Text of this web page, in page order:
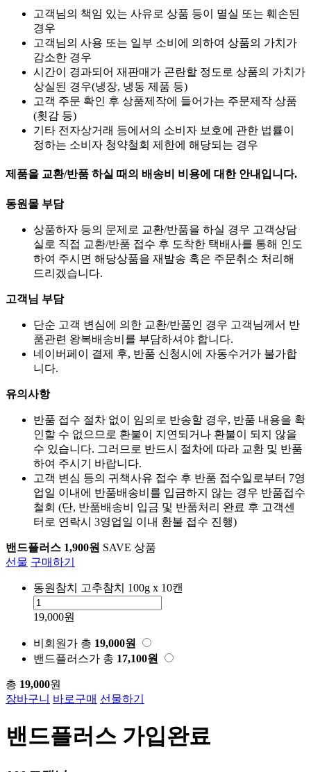
고객님의 책임 있는 사유로 상품 등이 멸실 또는 훼손된
경우
고객님의 사용 또는 일부 소비에 의하여 상품의 가치가
감소한 경우
시간이 경과되어 재판매가 곤란할 정도로 상품의 가치가
상실된 경우(냉장, 냉동 제품 등)
고객 주문 확인 후 상품제작에 들어가는 주문제작 상품
(횟감 등)
기타 전자상거래 등에서의 소비자 보호에 관한 법률이
정하는 소비자 청약철회 제한에 해당되는 경우
제품을 교환/반품 하실 때의 배송비 비용에 대한 안내입니다.
동원몰 부담
상품하자 등의 문제로 교환/반품을 하실 경우 고객상담
실로 직접 교환/반품 접수 후 도착한 택배사를 통해 인도
하여 주시면 해당상품을 재발송 혹은 주문취소 처리해
드리겠습니다.
고객님 부담
단순 고객 변심에 의한 교환/반품인 경우 고객님께서 반
품관련 왕복배송비를 부담하셔야 합니다.
네이버페이 결제 후, 반품 신청시에 자동수거가 불가합
니다.
유의사항
반품 접수 절차 없이 임의로 반송할 경우, 반품 내용을 확
인할 수 없으므로 환불이 지연되거나 환불이 되지 않을
수 있습니다. 그러므로 반드시 절차에 따라 교환 및 반품
하여 주시기 바랍니다.
고객 변심 등의 귀책사유 접수 후 반품 접수일로부터 7영
업일 이내에 반품배송비를 입금하지 않는 경우 반품접수
철회 (단, 반품배송비 입금 및 반품처리 완료 후 고객센
터로 연락시 3영업일 이내 환불 접수 진행)
밴드플러스 1,900원 SAVE 상품
선물 구매하기
동원참치 고추참치 100g x 10캔
19,000원
비회원가 총 19,000원
밴드플러스가 총 17,100원
총 19,000원
장바구니 바로구매 선물하기
밴드플러스 가입완료